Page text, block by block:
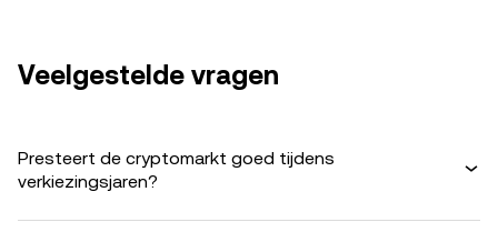
Veelgestelde vragen
Presteert de cryptomarkt goed tijdens
verkiezingsjaren?